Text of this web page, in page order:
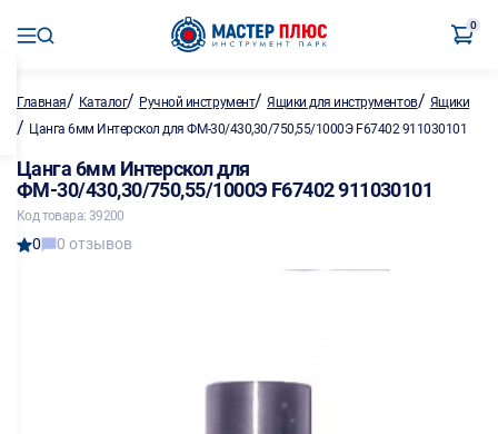
0
Главная/ Каталог/ Ручной инструмент/Ящики для инструментов/ Ящики
/ Цанга 6мм Интерскол для ФМ-30/430,30/750,55/1000Э F67402 911030101
Цанга 6мм Интерскол для
ФМ-30/430,30/750,55/1000Э F67402 911030101
Код товара: 39200
0 0 отзывов